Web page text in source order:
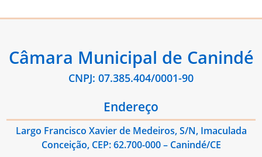
Câmara Municipal de Canindé
CNPJ: 07.385.404/0001-90
Endereço
Largo Francisco Xavier de Medeiros, S/N, Imaculada
Conceição, CEP: 62.700-000 – Canindé/CE